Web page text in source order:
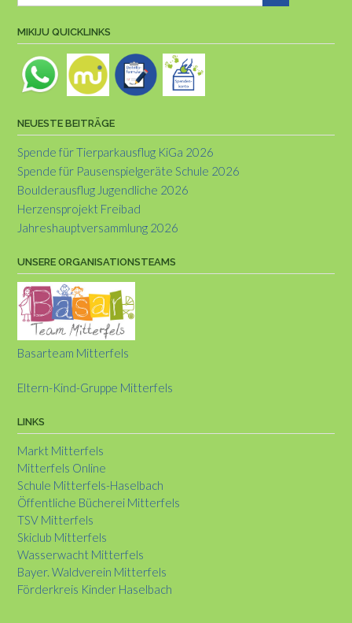
MIKIJU QUICKLINKS
NEUESTE BEITRÄGE
Spende für Tierparkausflug KiGa 2026
Spende für Pausenspielgeräte Schule 2026
Boulderausflug Jugendliche 2026
Herzensprojekt Freibad
Jahreshauptversammlung 2026
UNSERE ORGANISATIONSTEAMS
Basarteam Mitterfels
Eltern-Kind-Gruppe Mitterfels
LINKS
Markt Mitterfels
Mitterfels Online
Schule Mitterfels-Haselbach
Öffentliche Bücherei Mitterfels
TSV Mitterfels
Skiclub Mitterfels
Wasserwacht Mitterfels
Bayer. Waldverein Mitterfels
Förderkreis Kinder Haselbach